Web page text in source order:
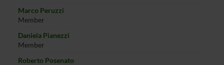
Marco Peruzzi
Member
Daniela Pianezzi
Member
Roberto Posenato